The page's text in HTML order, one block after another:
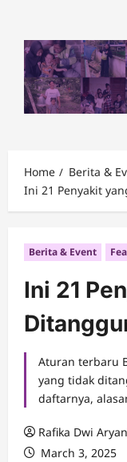
content
Home
Berita &
Ini 21 Penyakit
Berita & Event
Ini 21
Aturan terbaru
yang tidak
daftarnya,
Rafika Dwi
March 3, 2025